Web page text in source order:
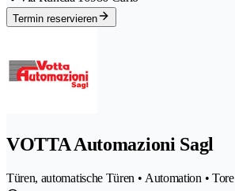
Termin reservieren
VOTTA Automazioni Sagl
Türen, automatische Türen • Automation • Tore